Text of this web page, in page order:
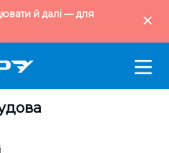
й далі — для